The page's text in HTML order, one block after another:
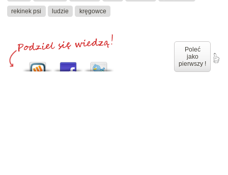
rekinek psi ludzie kręgowce
Poleć
jako
pierwszy !